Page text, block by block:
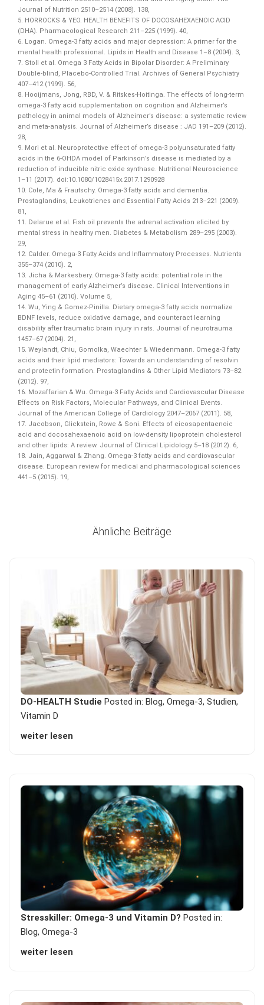
Journal of Nutrition 2510–2514 (2008). 138,
5. HORROCKS & YEO. HEALTH BENEFITS OF DOCOSAHEXAENOIC ACID
(DHA). Pharmacological Research 211–225 (1999). 40,
6. Logan. Omega-3 fatty acids and major depression: A primer for the
mental health professional. Lipids in Health and Disease 1–8 (2004). 3,
7. Stoll et al. Omega 3 Fatty Acids in Bipolar Disorder: A Preliminary
Double-blind, Placebo-Controlled Trial. Archives of General Psychiatry
407–412 (1999). 56,
8. Hooijmans, Jong, RBD, V. & Ritskes-Hoitinga. The effects of long-term
omega-3 fatty acid supplementation on cognition and Alzheimer’s
pathology in animal models of Alzheimer’s disease: a systematic review
and meta-analysis. Journal of Alzheimer’s disease : JAD 191–209 (2012).
28,
9. Mori et al. Neuroprotective effect of omega-3 polyunsaturated fatty
acids in the 6-OHDA model of Parkinson’s disease is mediated by a
reduction of inducible nitric oxide synthase. Nutritional Neuroscience
1–11 (2017). doi:10.1080/1028415x.2017.1290928
10. Cole, Ma & Frautschy. Omega-3 fatty acids and dementia.
Prostaglandins, Leukotrienes and Essential Fatty Acids 213–221 (2009).
81,
11. Delarue et al. Fish oil prevents the adrenal activation elicited by
mental stress in healthy men. Diabetes & Metabolism 289–295 (2003).
29,
12. Calder. Omega-3 Fatty Acids and Inflammatory Processes. Nutrients
355–374 (2010). 2,
13. Jicha & Markesbery. Omega-3 fatty acids: potential role in the
management of early Alzheimer’s disease. Clinical Interventions in
Aging 45–61 (2010). Volume 5,
14. Wu, Ying & Gomez-Pinilla. Dietary omega-3 fatty acids normalize
BDNF levels, reduce oxidative damage, and counteract learning
disability after traumatic brain injury in rats. Journal of neurotrauma
1457–67 (2004). 21,
15. Weylandt, Chiu, Gomolka, Waechter & Wiedenmann. Omega-3 fatty
acids and their lipid mediators: Towards an understanding of resolvin
and protectin formation. Prostaglandins & Other Lipid Mediators 73–82
(2012). 97,
16. Mozaffarian & Wu. Omega-3 Fatty Acids and Cardiovascular Disease
Effects on Risk Factors, Molecular Pathways, and Clinical Events.
Journal of the American College of Cardiology 2047–2067 (2011). 58,
17. Jacobson, Glickstein, Rowe & Soni. Effects of eicosapentaenoic
acid and docosahexaenoic acid on low-density lipoprotein cholesterol
and other lipids: A review. Journal of Clinical Lipidology 5–18 (2012). 6,
18. Jain, Aggarwal & Zhang. Omega-3 fatty acids and cardiovascular
disease. European review for medical and pharmacological sciences
441–5 (2015). 19,
Ähnliche Beiträge
DO-HEALTH Studie Posted in: Blog,Omega-3,Studien,
Vitamin D
weiter lesen
Stresskiller: Omega-3 und Vitamin D? Posted in:
Blog,Omega-3
weiter lesen